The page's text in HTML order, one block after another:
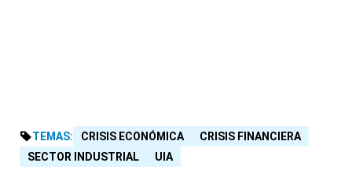
TEMAS: CRISIS ECONÓMICA
CRISIS FINANCIERA
SECTOR INDUSTRIAL
UIA